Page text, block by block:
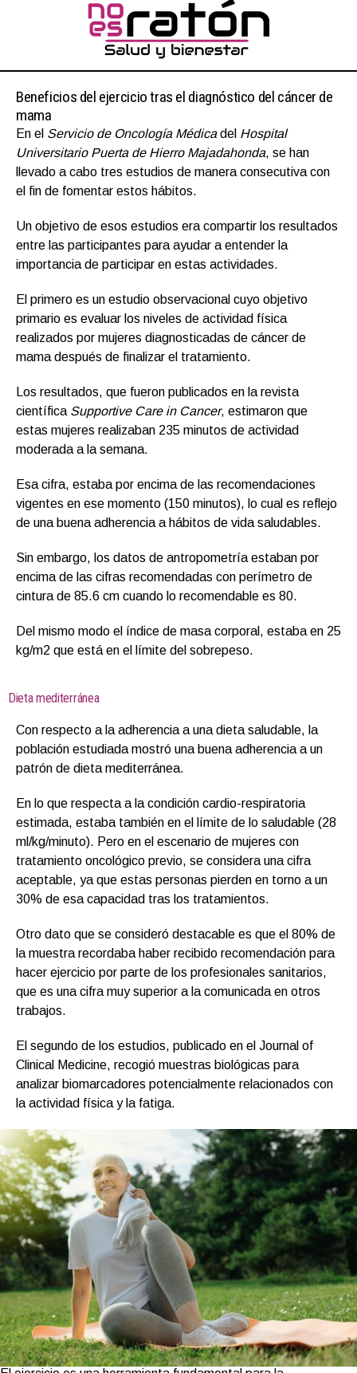
Beneficios del ejercicio tras el diagnóstico del cáncer de
mama
En el Servicio de Oncología Médicadel Hospital
Universitario Puerta de Hierro Majadahonda, se han
llevado a cabo tres estudios de manera consecutiva con
el fin de fomentar estos hábitos.
Un objetivo de esos estudios era compartir los resultados
entre las participantes para ayudar a entender la
importancia de participar en estas actividades.
El primero es un estudio observacional cuyo objetivo
primario es evaluar los niveles de actividad física
realizados por mujeres diagnosticadas de cáncer de
mama después de finalizar el tratamiento.
Los resultados, que fueron publicados en la revista
científica Supportive Care in Cancer, estimaron que
estas mujeres realizaban 235 minutos de actividad
moderada a la semana.
Esa cifra, estaba por encima de las recomendaciones
vigentes en ese momento (150 minutos), lo cual es reflejo
de una buena adherencia a hábitos de vida saludables.
Sin embargo, los datos de antropometría estaban por
encima de las cifras recomendadas con perímetro de
cintura de 85.6 cm cuando lo recomendable es 80.
Del mismo modo el índice de masa corporal, estaba en 25
kg/m2 que está en el límite del sobrepeso.
Dieta mediterránea
Con respecto a la adherencia a una dieta saludable, la
población estudiada mostró una buena adherencia a un
patrón de dieta mediterránea.
En lo que respecta a la condición cardio-respiratoria
estimada, estaba también en el límite de lo saludable (28
ml/kg/minuto). Pero en el escenario de mujeres con
tratamiento oncológico previo, se considera una cifra
aceptable, ya que estas personas pierden en torno a un
30% de esa capacidad tras los tratamientos.
Otro dato que se consideró destacable es que el 80% de
la muestra recordaba haber recibido recomendación para
hacer ejercicio por parte de los profesionales sanitarios,
que es una cifra muy superior a la comunicada en otros
trabajos.
El segundo de los estudios, publicado en el Journal of
Clinical Medicine, recogió muestras biológicas para
analizar biomarcadores potencialmente relacionados con
la actividad física y la fatiga.